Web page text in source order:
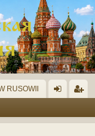
RUSOWII
og ej